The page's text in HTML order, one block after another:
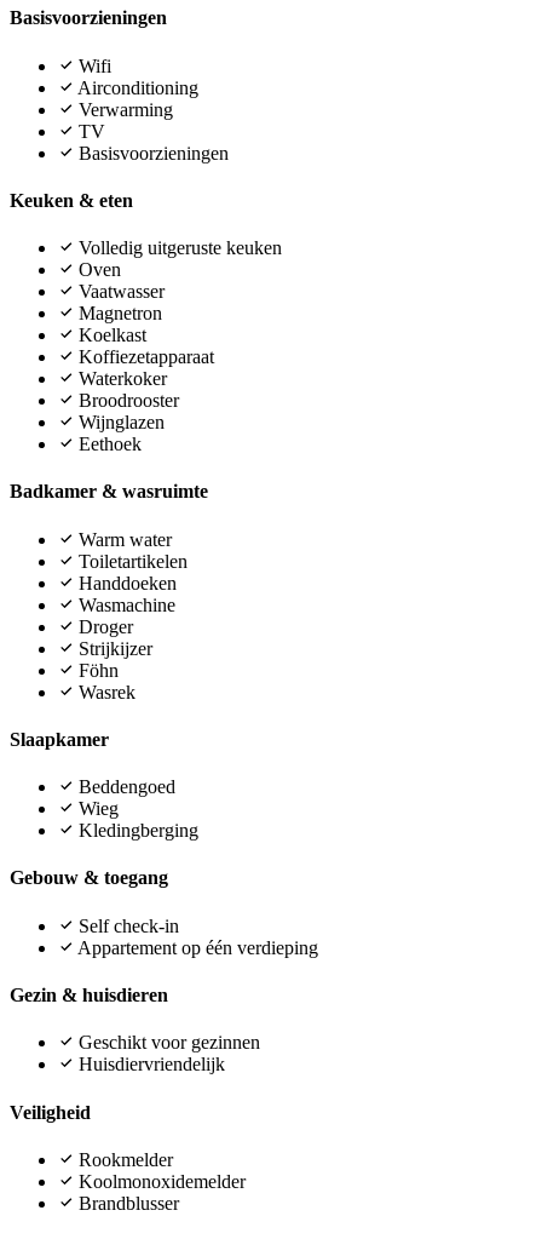
Basisvoorzieningen
Wifi
Airconditioning
Verwarming
TV
Basisvoorzieningen
Keuken & eten
Volledig uitgeruste keuken
Oven
Vaatwasser
Magnetron
Koelkast
Koffiezetapparaat
Waterkoker
Broodrooster
Wijnglazen
Eethoek
Badkamer & wasruimte
Warm water
Toiletartikelen
Handdoeken
Wasmachine
Droger
Strijkijzer
Föhn
Wasrek
Slaapkamer
Beddengoed
Wieg
Kledingberging
Gebouw & toegang
Self check-in
Appartement op één verdieping
Gezin & huisdieren
Geschikt voor gezinnen
Huisdiervriendelijk
Veiligheid
Rookmelder
Koolmonoxidemelder
Brandblusser